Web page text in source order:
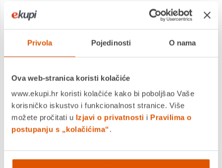
Privola Pojedinosti O nama
Ova web-stranica koristi kolačiće
www.ekupi.hr koristi kolačiće kako bi poboljšao Vaše
korisničko iskustvo i funkcionalnost stranice. Više
možete pročitati u Izjavi o privatnosti i Pravilima o
postupanju s „kolačićima“.
Fungoo drveno dječje igralište Set MARS
1.399,00 €
+